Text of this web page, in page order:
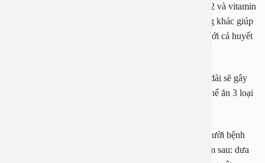
hóa, hấp thụ. Nó cũng có chứa protein, vitamin B1, B2 và vitamin
A, C với niacin, canxi và sắt và các nguyên tố vi lượng khác giúp
giảm cholesterol, do đó nó có tác dụng nhất định đối với cả huyết
Bệnh nhân cao huyết áp không ăn thịt trong thời gian dài sẽ gây
hại cho cơ thể. Mặc dù nên hạn chế thịt nhưng họ có thể ăn 3 loại
Khi bị cao huyết áp, ngoài việc điều trị bằng thuốc, người bệnh
cần chú ý khi ăn uống, đặc biệt tránh những thực phẩm sau: dưa